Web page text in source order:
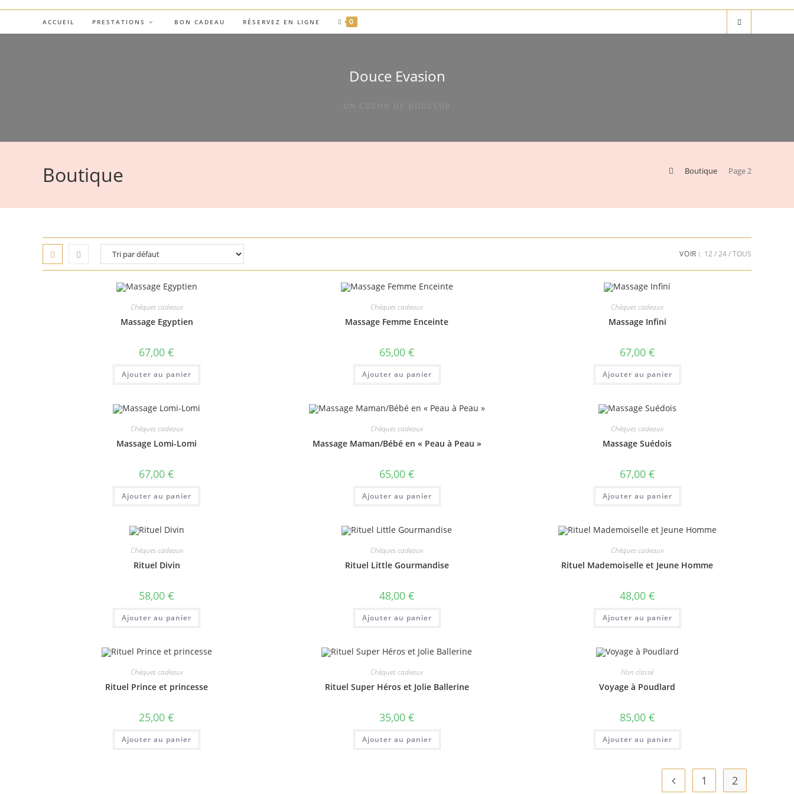
Skip
content
ACCUEIL PRESTATIONS BON CADEAU RÉSERVEZ EN LIGNE 0
Douce Evasion
Boutique Boutique Page 2
VOIR : 12 24 TOUS
Chèques cadeaux
Massage Egyptien
67,00€
Ajouter au panier
Chèques cadeaux
Massage Femme Enceinte
65,00 €
Ajouter au panier
Chèques cadeaux
Massage Infini
67,00 €
Ajouter au panier
Chèques cadeaux
Massage Lomi-Lomi
67,00€
Ajouter au panier
Chèques cadeaux
Massage Maman/Bébé en « Peau à Peau »
65,00 €
Ajouter au panier
Chèques cadeaux
Massage Suédois
67,00 €
Ajouter au panier
Chèques cadeaux
Rituel Divin
58,00€
Ajouter au panier
Chèques cadeaux
Rituel Little Gourmandise
48,00 €
Ajouter au panier
Chèques cadeaux
Rituel Mademoiselle et Jeune Homme
48,00 €
Ajouter au panier
Chèques cadeaux
Rituel Prince et princesse
25,00€
Ajouter au panier
Chèques cadeaux
Rituel Super Héros et Jolie Ballerine
35,00 €
Ajouter au panier
Non classé
Voyage à Poudlard
85,00 €
Ajouter au panier
1 2